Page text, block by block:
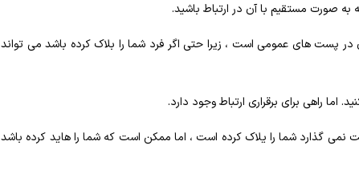
صورت مستقیم با آن در ارتباط باشید.
در پست های عمومی است ، زیرا حتی اگر فرد شما را بلاک کرده باشد می تواند
راهی برای برقراری ارتباط وجود دارد.
گذارد شما را یلاک کرده است ، اما ممکن است که شما را هاید کرده باشد